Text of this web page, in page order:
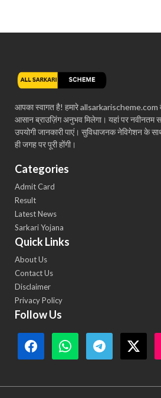
आपका स्वागत है! हमारे
आसान ब्राउज़िंग अनुभव मिलेगा। यहां पर नवीनतम
उपयोगी जानकारी पाएं। सुविधाजनक नेविगेशन के
ही जगह पर पूरी होंगी।
Categories
Admit Card
Result
Latest News
Sarkari Yojana
Quick Links
About Us
Contact Us
Disclaimer
Privacy Policy
Follow Us